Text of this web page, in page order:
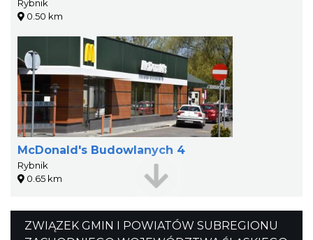
Rybnik
0.50 km
McDonald's Budowlanych 4
Rybnik
0.65 km
ZWIĄZEK GMIN I POWIATÓW SUBREGIONU